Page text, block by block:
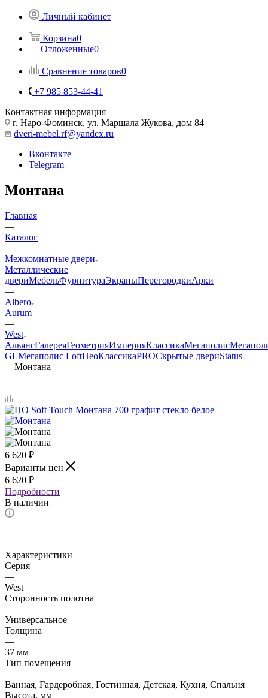
Личный кабинет
Корзина0
Отложенные0
Сравнение товаров0
+7 985 853-44-41
Контактная информация
г. Наро-Фоминск, ул. Маршала Жукова, дом 84
dveri-mebel.rf@yandex.ru
Вконтакте
Telegram
Монтана
Главная
—
Каталог
—
Межкомнатные двери
Металлические
двериМебельФурнитураЭкраныПерегородкиАрки
—
Albero
Aurum
—
West
АльянсГалереяГеометрияИмперияКлассикаМегаполис
GLМегаполис LoftНеоКлассикаPROСкрытые двериStatus
—Монтана
6 620 ₽
Варианты цен
6 620 ₽
Подробности
В наличии
Характеристики
Серия
—
West
Сторонность полотна
—
Универсальное
Толщина
—
37 мм
Тип помещения
—
Ванная, Гардеробная, Гостинная, Детская, Кухня, Спальня
Высота, мм